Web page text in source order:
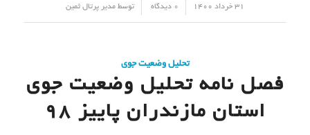
31 خرداد 1400 / 0 دیدگاه توسط مدیر پرتال ثمین
تحلیل وضعیت جوی
فصل نامه تحلیل وضعیت جوی
استان مازندران پاییز 98